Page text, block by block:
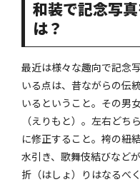
和装で記念写
は？
最近は様々な趣向で記念
いる点は、昔ながらの伝
いるということ。その男
（えりもと）。左右どち
に修正すること。袴の紐
水引き、歌舞伎結びなど
折（はしょ）りはなるべ